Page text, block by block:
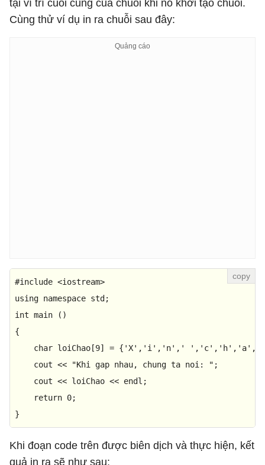
tại ví trí cuối cùng của chuỗi khi nó khởi tạo chuỗi.
Cùng thử ví dụ in ra chuỗi sau đây:
#include <iostream>
using namespace
int main
()
{
char loiChao[9] = { 'X' , 'i' , 'n' , ' ' , 'c' , 'h' , 'a' ,
    cout <<
"Khi gap nhau, chung ta noi: " ;
    cout << loiChao << endl;
return 0;
}
Khi đoạn code trên được biên dịch và thực hiện, kết
quả in ra sẽ như sau: